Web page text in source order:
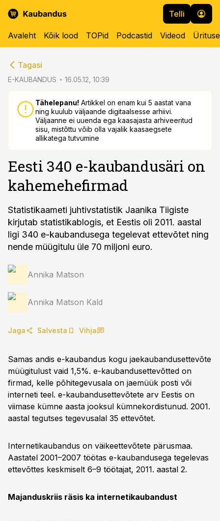
Telli
Avaleht Kõik lood TOPid Podcastid Videod
Tagasi
E-KAUBANDUS 16.05.12, 10:39
Tähelepanu! Artikkel on enam kui 5 aastat vana
ning kuulub väljaande digitaalsesse arhiivi.
Väljaanne ei uuenda ega kaasajasta arhiveeritud
sisu, mistõttu võib olla vajalik kaasaegsete
allikatega tutvumine
Eesti 340 e-kaubandusäri on
kahemehefirmad
Statistikaameti juhtivstatistik Jaanika Tiigiste
kirjutab statistikablogis, et Eestis oli 2011. aastal
ligi 340 e-kaubandusega tegelevat ettevõtet ning
nende müügitulu üle 70 miljoni euro.
Annika Matson
Annika Matson Kald
Jaga Salvesta Vihja
Samas andis e-kaubandus kogu jaekaubandusettevõte
müügitulust vaid 1,5%. e-kaubandusettevõtted on
firmad, kelle põhitegevusala on jaemüük posti või
interneti teel. e-kaubandusettevõtete arv Eestis on
viimase kümne aasta jooksul kümnekordistunud. 2001.
aastal tegutses tegevusalal 35 ettevõtet.
Internetikaubandus on väikeettevõtete pärusmaa.
Aastatel 2001–2007 töötas e-kaubandusega tegelevas
ettevõttes keskmiselt 6–9 töötajat, 2011. aastal 2.
Majanduskriis räsis ka internetikaubandust